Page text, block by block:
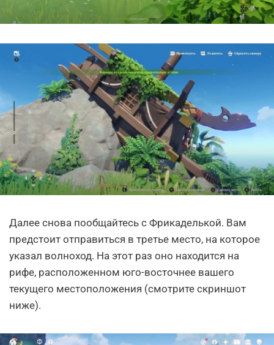
Далее снова пообщайтесь с Фрикаделькой. Вам
предстоит отправиться в третье место, на которое
указал волноход. На этот раз оно находится на
рифе, расположенном юго-восточнее вашего
текущего местоположения (смотрите скриншот
ниже).